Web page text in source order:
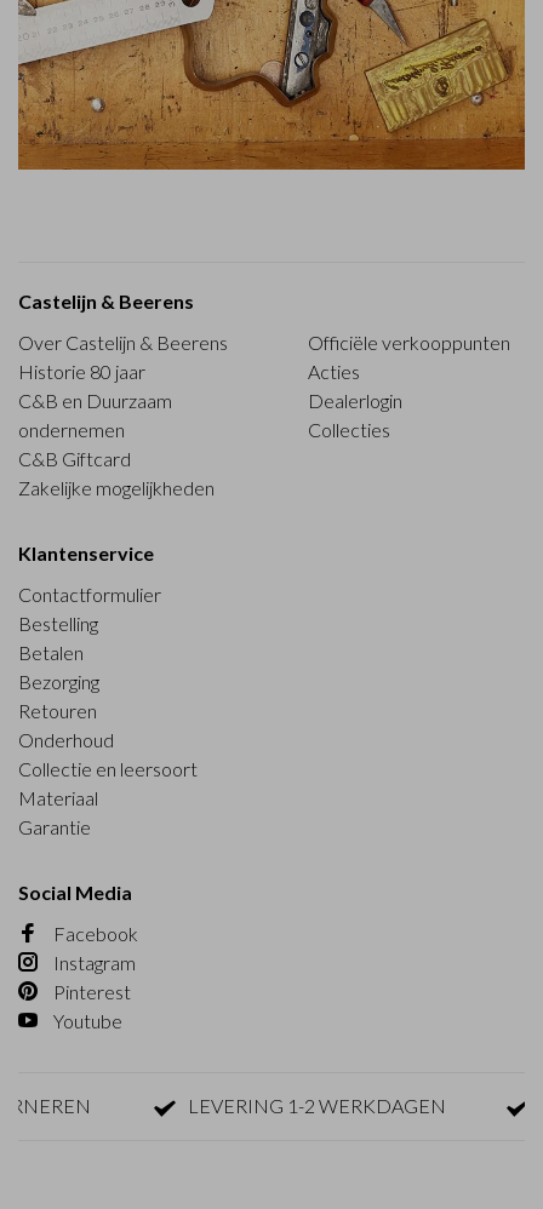
Castelijn & Beerens
Over Castelijn & Beerens
Historie 80 jaar
C&B en Duurzaam
ondernemen
C&B Giftcard
Zakelijke mogelijkheden
Officiële verkooppunten
Acties
Dealerlogin
Collecties
Klantenservice
Contactformulier
Bestelling
Betalen
Bezorging
Retouren
Onderhoud
Collectie en leersoort
Materiaal
Garantie
Social Media
Facebook
Instagram
Pinterest
Youtube
LEVERING 1-2 WERKDAGEN